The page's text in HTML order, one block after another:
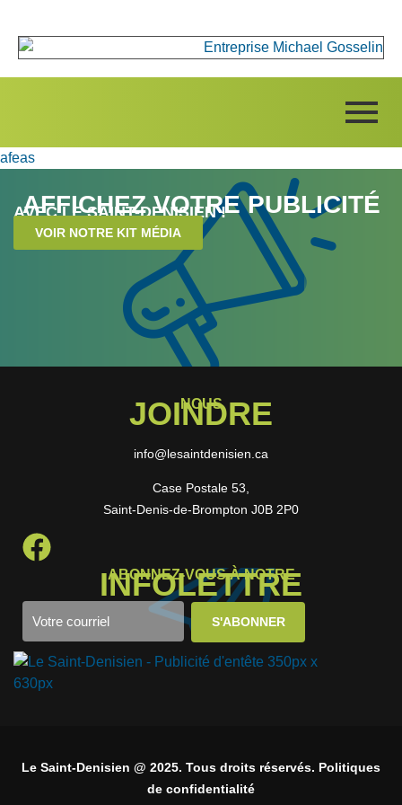
afeas
AFFICHEZ VOTRE PUBLICITÉ
AVEC LE SAINT-DENISIEN !
VOIR NOTRE KIT MÉDIA
NOUS
JOINDRE
info@lesaintdenisien.ca
Case Postale 53,
Saint-Denis-de-Brompton J0B 2P0
ABONNEZ-VOUS À NOTRE
INFOLETTRE
Le Saint-Denisien @ 2025. Tous droits réservés. Politiques
de confidentialité